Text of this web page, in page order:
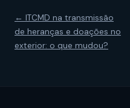
← ITCMD na transmissão
de heranças e doações no
exterior: o que mudou?